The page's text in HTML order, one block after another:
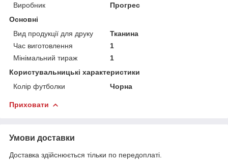
Виробник
Прогрес
Основні
Вид продукції для друку
Тканина
Час виготовлення
1
Мінімальний тираж
1
Користувальницькі характеристики
Колір футболки
Чорна
Приховати
Умови доставки
Доставка здійснюється тільки по передоплаті.